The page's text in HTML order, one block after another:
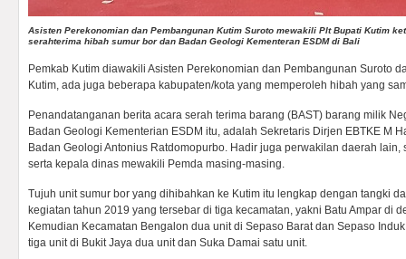
Asisten Perekonomian dan Pembangunan Kutim Suroto mewakili Plt Bupati Kutim
serahterima hibah sumur bor dan Badan Geologi Kementeran ESDM di Bali
Pemkab Kutim diawakili Asisten Perekonomian dan Pembangunan Suroto
Kutim, ada juga beberapa kabupaten/kota yang memperoleh hibah yang
Penandatanganan berita acara serah terima barang (BAST) barang milik
Badan Geologi Kementerian ESDM itu, adalah Sekretaris Dirjen EBTKE M
Badan Geologi Antonius Ratdomopurbo. Hadir juga perwakilan daerah lain,
serta kepala dinas mewakili Pemda masing-masing.
Tujuh unit sumur bor yang dihibahkan ke Kutim itu lengkap dengan tangki
kegiatan tahun 2019 yang tersebar di tiga kecamatan, yakni Batu Ampar di
Kemudian Kecamatan Bengalon dua unit di Sepaso Barat dan Sepaso
tiga unit di Bukit Jaya dua unit dan Suka Damai satu unit.